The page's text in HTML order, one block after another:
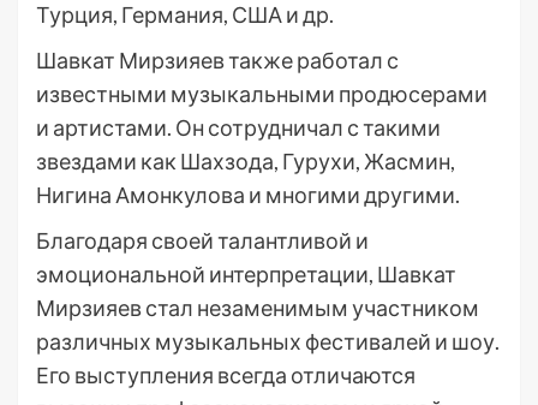
Турция, Германия, США и др.
Шавкат Мирзияев также работал с
известными музыкальными продюсерами
и артистами. Он сотрудничал с такими
звездами как Шахзода, Гурухи, Жасмин,
Нигина Амонкулова и многими другими.
Благодаря своей талантливой и
эмоциональной интерпретации, Шавкат
Мирзияев стал незаменимым участником
различных музыкальных фестивалей и шоу.
Его выступления всегда отличаются